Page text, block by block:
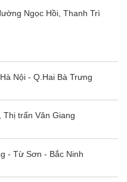
cho phép người dùng
thêm một số tính
Eco Hybrid hiện đại,
Ngọc Hồi, Thanh Trì
Nội - Q.Hai Bà Trưng
trấn Văn Giang
- Từ Sơn - Bắc Ninh